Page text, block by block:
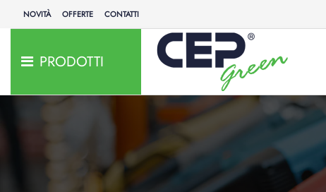
NOVITÀ OFFERTE CONTATTI
PRODOTTI